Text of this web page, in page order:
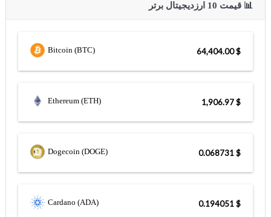
📊 قیمت 10 ارزدیجیتال برتر
Bitcoin (BTC) $ 64,404.00
Ethereum (ETH) $ 1,906.97
Dogecoin (DOGE) $ 0.068731
Cardano (ADA) $ 0.194051